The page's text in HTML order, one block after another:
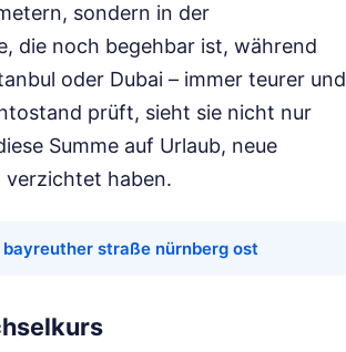
sondern in der
die noch begehbar ist, während
oder Dubai – immer teurer und
prüft, sieht sie nicht nur
Summe auf Urlaub, neue
verzichtet haben.
straße nürnberg ost